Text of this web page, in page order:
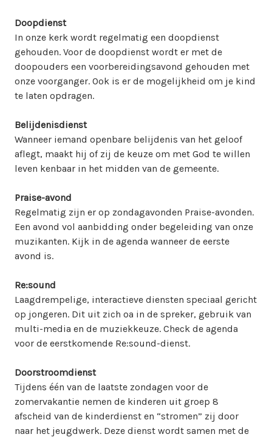
Doopdienst
In onze kerk wordt regelmatig een doopdienst
gehouden. Voor de doopdienst wordt er met de
doopouders een voorbereidingsavond gehouden met
onze voorganger. Ook is er de mogelijkheid om je kind
te laten opdragen.
Belijdenisdienst
Wanneer iemand openbare belijdenis van het geloof
aflegt, maakt hij of zij de keuze om met God te willen
leven kenbaar in het midden van de gemeente.
Praise-avond
Regelmatig zijn er op zondagavonden Praise-avonden.
Een avond vol aanbidding onder begeleiding van onze
muzikanten. Kijk in de agenda wanneer de eerste
avond is.
Re:sound
Laagdrempelige, interactieve diensten speciaal gericht
op jongeren. Dit uit zich oa in de spreker, gebruik van
multi-media en de muziekkeuze. Check de agenda
voor de eerstkomende Re:sound-dienst.
Doorstroomdienst
Tijdens één van de laatste zondagen voor de
zomervakantie nemen de kinderen uit groep 8
afscheid van de kinderdienst en “stromen” zij door
naar het jeugdwerk. Deze dienst wordt samen met de